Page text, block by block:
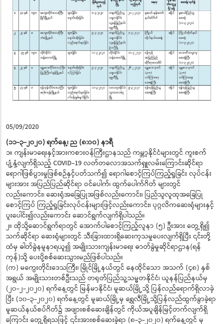
05/09/2020
(၁၁-၃-၂၀၂၀) ရက်နေ့၊ ည (၈:၀၀) နာရီ
၁။ ကျန်းမာရေးနှင့်အားကစားဝန်ကြီးဌာနသည် ကမ္ဘာ့နိုင်ငံများတွင် ကူးစက်
ပျံ့နှံ့လျက်ရှိသည့် COVID-19 လတ်တလောအသက်ရှူလမ်းကြောင်းဆိုင်ရာ
ရောဂါဖြစ်ပွားမှုဖြစ်စဉ်နှင့်ပတ်သက်၍ ရောဂါစောင့်ကြပ်ကြည့်ရှုခြင်း လုပ်ငန်း
များအား အပြည်ပြည်ဆိုင်ရာ ဝင်ပေါက်၊ ထွက်ပေါက်ဂိတ် များတွင်
လည်းကောင်း၊ ဆေးရုံအခြေပြုအဖြစ်လည်းကောင်း၊ ပြည်သူလူထုအခြေပြု
စောင့်ကြပ် ကြည့်ရှုခြင်းလုပ်ငန်းများဖြင့်လည်းကောင်း၊ ပုဂ္ဂလိကဆေးရုံများနှင့်
ပူးပေါင်း၍လည်းကောင်း ဆောင်ရွက်လျက်ရှိပါသည်။
၂။ ထိုသို့ဆောင်ရွက်ရာတွင် အောက်ပါစောင့်ကြည့်လူနာ (၅) ဦးအား တွေ့ရှိ၍
သက်ဆိုင်ရာ ဆေးရုံများတွင် သီးခြားထားရှိဆေးကုသမှုပေးလျက်ရှိပြီး ၎င်းတို့
ထံမှ ဓါတ်ခွဲနမူနာရယူ၍ အမျိုးသားကျန်းမာရေး ဓာတ်ခွဲမှုဆိုင်ရာဌာန(ရန်
ကုန်)သို့ ပေးပို့စစ်ဆေးသွားမည်ဖြစ်ပါသည်။
(က) မကွေးတိုင်းဒေသကြီး၊ မြိုင်မြို့နယ်တွင် နေထိုင်သော အသက် (၄၈) နှစ်
အရွယ် အမျိုးသားတစ်ဦးသည် တရုတ်ပြည်သူ့သမ္မတနိုင်ငံ၊ ယူနန်ပြည်နယ်မှ
(၂၀-၂-၂၀၂၀) ရက်နေ့တွင် မြန်မာနိုင်ငံ၊ မူဆယ်မြို့သို့ ပြန်လည်ရောက်ရှိလာခဲ့
ပြီး (၁၀-၃-၂၀၂၀) ရက်နေ့တွင် မူဆယ်မြို့မှ ရွှေလီမြို့သို့ပြန်လည်ထွက်ခွာခဲ့ရာ
မူဆယ်နယ်စပ်ဂိတ်၌ အဖျားစစ်ဆေးချိန်တွင် ကိုယ်အပူချိန်မြင့်တက်လျက်ရှိ
ကြောင်း တွေ့ရှိရသဖြင့် ၎င်းအားစစ်ဆေးခဲ့ရာ (၈-၃-၂၀၂၀) ရက်နေ့တွင် မှ